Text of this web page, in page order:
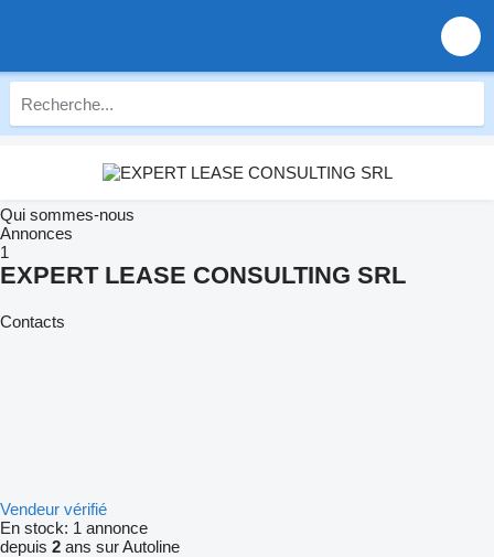
Qui sommes-nous
Annonces
1
EXPERT LEASE CONSULTING SRL
Contacts
Vendeur vérifié
En stock: 1 annonce
depuis 2 ans sur Autoline